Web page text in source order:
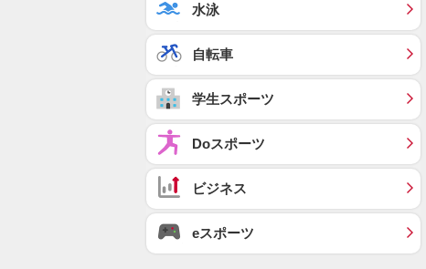
水泳
自転車
学生スポーツ
Doスポーツ
ビジネス
eスポーツ